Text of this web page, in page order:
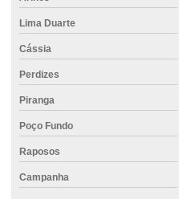
Concretos especiais
Distribuição de cimento para
Distribuição de cimento ensacado
Distribuição de cimento para
Distribuição de cimento para obras
Lima Duarte
Cássia
Perdizes
Piranga
Poço Fundo
Raposos
Campanha